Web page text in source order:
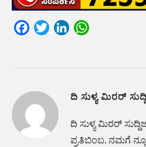
FacebookTwitterLinkedIn
ದಿ ಸುಳ್ಯ ಮಿರರ್
ದಿ ಸುಳ್ಯ ಮಿರರ್‌
ಪ್ರತಿಬಿಂಬ. ನಮಗೆ